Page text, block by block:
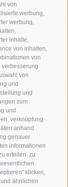
von
werbung,
werbung,
inhalte,
von inhalten,
von
von
und
und
zum
und
verknüpfung
anhand
genauer
informationen
erteilen, zu
klicken,
ähnlichen